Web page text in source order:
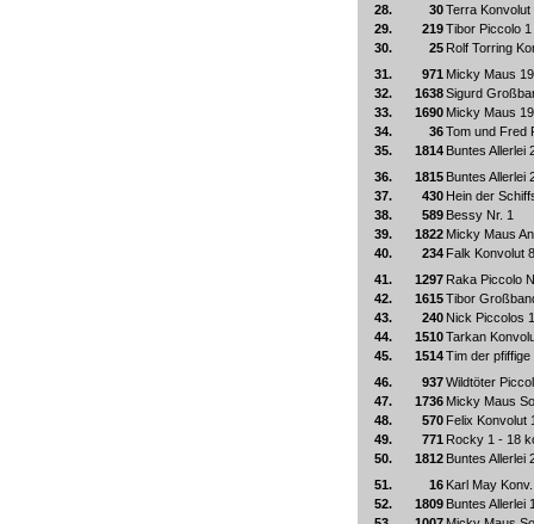
28.
30Terra
29.
219Tibor Piccolo
30.
25 Rolf Torring
31.
971 Micky Maus
32.
1638Sigurd
33.
1690 Micky Maus
34.
36Tom und Fred
35.
1814 Buntes Allerlei
36.
1815 Buntes Allerlei
37.
430 Hein der
38.
589 Bessy Nr. 1
39.
1822 Micky Maus
40.
234 Falk Konvolut
41.
1297 Raka Piccolo
42.
1615Tibor
43.
240 Nick Piccolos
44.
1510Tarkan
45.
1514Tim der
46.
937Wildtöter
47.
1736 Micky Maus
48.
570 Felix Konvolut
49.
771 Rocky 1 - 18
50.
1812 Buntes Allerlei
51.
16 Karl May
52.
1809 Buntes Allerlei